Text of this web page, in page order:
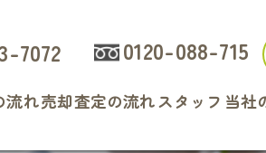
7072 0120-088-715
流れ売却査定の流れスタッフ 当社